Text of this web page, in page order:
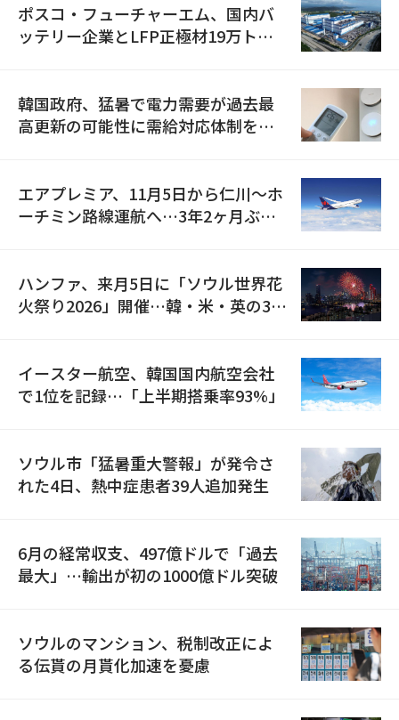
ポスコ・フューチャーエム、国内バ
ッテリー企業とLFP正極材19万トン
韓国政府、猛暑で電力需要が過去最
高更新の可能性に需給対応体制を点
エアプレミア、11月5日から仁川〜ホ
ーチミン路線運航へ…3年2ヶ月ぶり
ハンファ、来月5日に「ソウル世界花
火祭り2026」開催…韓・米・英の3カ
イースター航空、韓国国内航空会社
で1位を記録…「上半期搭乗率93%」
ソウル市「猛暑重大警報」が発令さ
れた4日、熱中症患者39人追加発生
6月の経常収支、497億ドルで「過去
最大」…輸出が初の1000億ドル突破
ソウルのマンション、税制改正によ
る伝貰の月貰化加速を憂慮